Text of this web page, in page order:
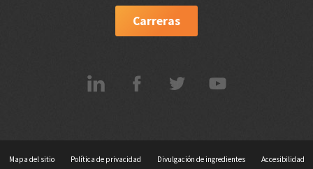
Carreras
Mapa del sitio Política de privacidad Divulgación de ingredientes Accesibilidad